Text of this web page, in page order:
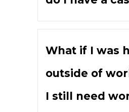
What if I was
outside of
I still need